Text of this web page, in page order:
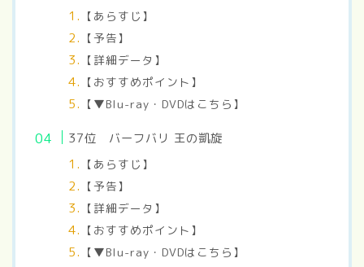
【あらすじ】
【予告】
【詳細データ】
【おすすめポイント】
【▼Blu-ray・DVDはこちら】
37位 バーフバリ 王の凱旋
【あらすじ】
【予告】
【詳細データ】
【おすすめポイント】
【▼Blu-ray・DVDはこちら】